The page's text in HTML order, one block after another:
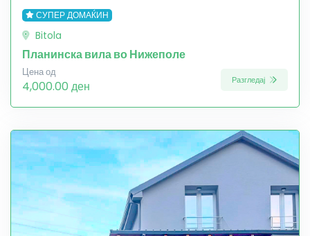
СУПЕР ДОМАЌИН
Bitola
Планинска вила во Нижеполе
Цена од
4,000.00 ден Разгледај